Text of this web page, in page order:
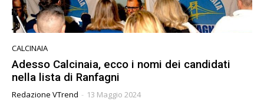
CALCINAIA
Adesso Calcinaia, ecco i nomi dei candidati
nella lista di Ranfagni
Redazione VTrend - 13 Maggio 2024